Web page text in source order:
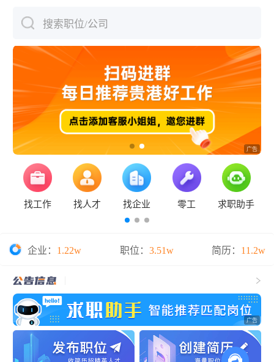
搜索职位/公司
找工作 找人才 找企业 零工 求职助手
企业： 1.22w 职位： 3.51w 简历： 11.2w